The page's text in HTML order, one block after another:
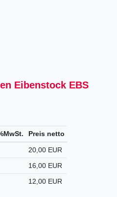
Eibenstock EBS
Preis netto
20,00 EUR
16,00 EUR
12,00 EUR